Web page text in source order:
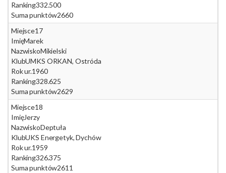
Ranking332.500
Suma punktów2660
Miejsce17
ImięMarek
NazwiskoMikielski
KlubUMKS ORKAN, Ostróda
Rok ur.1960
Ranking328.625
Suma punktów2629
Miejsce18
ImięJerzy
NazwiskoDeptuła
KlubUKS Energetyk, Dychów
Rok ur.1959
Ranking326.375
Suma punktów2611